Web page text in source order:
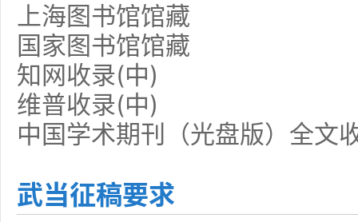
上海图书馆馆藏
国家图书馆馆藏
知网收录(中)
维普收录(中)
中国学术期刊（光盘版）全文
武当征稿要求